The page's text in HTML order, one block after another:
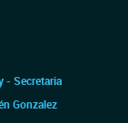
- Secretaria
Gonzalez